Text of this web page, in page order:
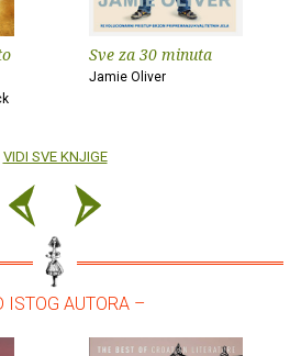
Sve za 30 minuta
Jamie Oliver
VIDI SVE KNJIGE
ISTOG AUTORA –